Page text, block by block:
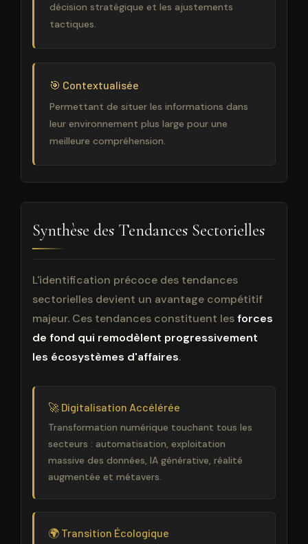
décision stratégique et les ajustements
tactiques.
🎯 Contextualisée
Permettant de situer les informations dans
leur environnement plus large pour une
meilleure compréhension.
Synthèse des Tendances Sectorielles
L'identification précoce des tendances
sectorielles devient un avantage compétitif
majeur. Ces tendances constituent lesforces
de fond qui remodèlent progressivement
les écosystèmes d'affaires.
🚀 Digitalisation Accélérée
Transformation numérique touchant tous les
secteurs : automatisation, exploitation
massive des données, IA générative, réalité
augmentée et métavers.
🌍 Transition Écologique